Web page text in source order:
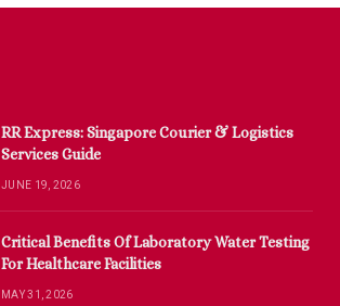
RR Express: Singapore Courier & Logistics
Services Guide
JUNE 19, 2026
Critical Benefits Of Laboratory Water Testing
For Healthcare Facilities
MAY 31, 2026